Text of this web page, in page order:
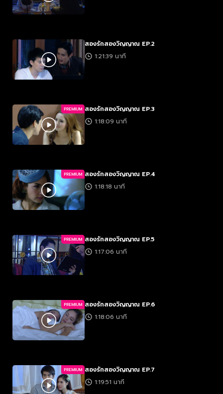
สองรักสองวิญญาณ EP.2
1:21:39 นาที
PREMIUM สองรักสองวิญญาณ EP.3
1:18:09 นาที
PREMIUM สองรักสองวิญญาณ EP.4
1:18:18 นาที
PREMIUM สองรักสองวิญญาณ EP.5
1:17:06 นาที
PREMIUM สองรักสองวิญญาณ EP.6
1:18:06 นาที
PREMIUM สองรักสองวิญญาณ EP.7
1:19:51 นาที